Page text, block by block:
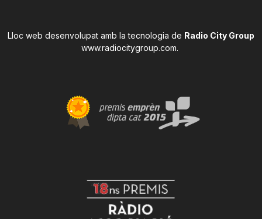
Lloc web desenvolupat amb la tecnologia de Radio City Group
www.radiocitygroup.com.